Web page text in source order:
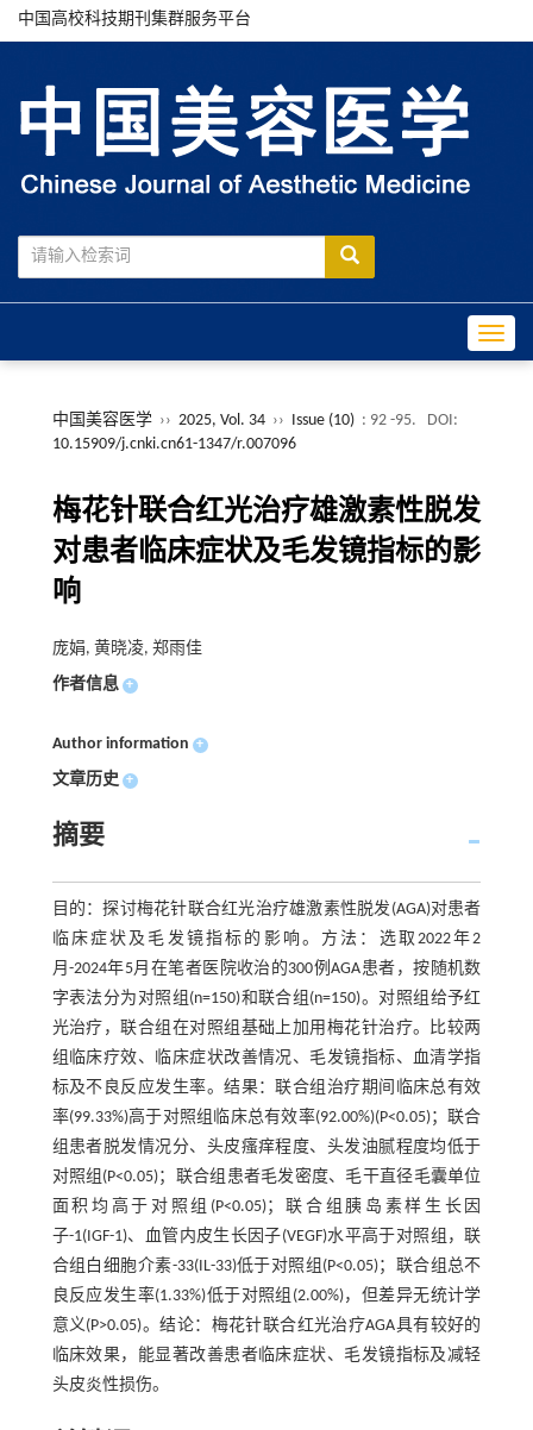
中国高校科技期刊集群服务平台
中国美容医学 ›› 2025, Vol. 34 ›› Issue (10) : 92 -95.
DOI:
10.15909/j.cnki.cn61-1347/r.007096
梅花针联合红光治疗雄激素性脱发
对患者临床症状及毛发镜指标的影
响
庞娟, 黄晓凌, 郑雨佳
作者信息 +
Author information +
文章历史 +
摘要
目的：探讨梅花针联合红光治疗雄激素性脱发(AGA)对患者
临床症状及毛发镜指标的影响。方法：选取2022年2
月-2024年5月在笔者医院收治的300例AGA患者，按随机数
字表法分为对照组(n=150)和联合组(n=150)。对照组给予红
光治疗，联合组在对照组基础上加用梅花针治疗。比较两
组临床疗效、临床症状改善情况、毛发镜指标、血清学指
标及不良反应发生率。结果：联合组治疗期间临床总有效
率(99.33%)高于对照组临床总有效率(92.00%)(P<0.05)；联合
组患者脱发情况分、头皮瘙痒程度、头发油腻程度均低于
对照组(P<0.05)；联合组患者毛发密度、毛干直径毛囊单位
面积均高于对照组(P<0.05)；联合组胰岛素样生长因
子-1(IGF-1)、血管内皮生长因子(VEGF)水平高于对照组，联
合组白细胞介素-33(IL-33)低于对照组(P<0.05)；联合组总不
良反应发生率(1.33%)低于对照组(2.00%)，但差异无统计学
意义(P>0.05)。结论：梅花针联合红光治疗AGA具有较好的
临床效果，能显著改善患者临床症状、毛发镜指标及减轻
头皮炎性损伤。